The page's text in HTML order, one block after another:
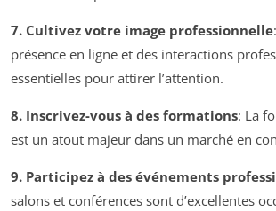
7. Cultivez votre image professionnelle
présence en ligne et des interactions
essentielles pour attirer l’attention.
8. Inscrivez-vous à des formations: La
est un atout majeur dans un marché en
9. Participez à des événements
salons et conférences sont d’excellentes